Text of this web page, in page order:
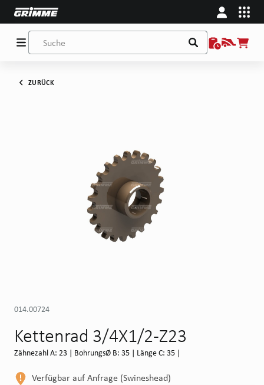
ZURÜCK
014.00724
Kettenrad 3/4X1/2-Z23
Zähnezahl A: 23 | BohrungsØ B: 35 | Länge C: 35 |
Verfügbar auf Anfrage (Swineshead)